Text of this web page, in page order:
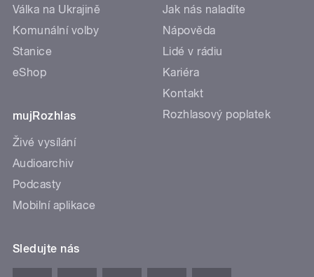
Válka na Ukrajině
Komunální volby
Stanice
eShop
mujRozhlas
Živé vysílání
Audioarchiv
Podcasty
Mobilní aplikace
Jak nás naladíte
Nápověda
Lidé v rádiu
Kariéra
Kontakt
Rozhlasový poplatek
Sledujte nás